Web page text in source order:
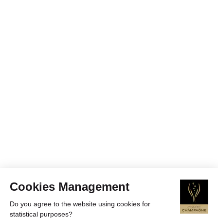
Cookies Management
Do you agree to the website using cookies for
statistical purposes?